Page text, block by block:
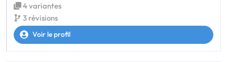
4 variantes
3 révisions
Voir le profil